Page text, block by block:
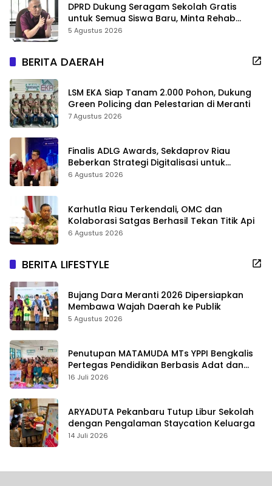
DPRD Dukung Seragam Sekolah Gratis
untuk Semua Siswa Baru, Minta Rehab
Sekolah Jangan Dikurangi
5 Agustus 2026
BERITA DAERAH
LSM EKA Siap Tanam 2.000 Pohon, Dukung
Green Policing dan Pelestarian di Meranti
7 Agustus 2026
Finalis ADLG Awards, Sekdaprov Riau
Beberkan Strategi Digitalisasi untuk
Tingkatkan Layanan Publik
6 Agustus 2026
Karhutla Riau Terkendali, OMC dan
Kolaborasi Satgas Berhasil Tekan Titik Api
6 Agustus 2026
BERITA LIFESTYLE
Bujang Dara Meranti 2026 Dipersiapkan
Membawa Wajah Daerah ke Publik
5 Agustus 2026
Penutupan MATAMUDA MTs YPPI Bengkalis
Pertegas Pendidikan Berbasis Adat dan
Karakter
16 Juli 2026
ARYADUTA Pekanbaru Tutup Libur Sekolah
dengan Pengalaman Staycation Keluarga
14 Juli 2026